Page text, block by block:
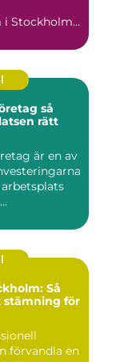
i Stockholm.
så
rätt
är en av
Så
stämning för
förvandla en